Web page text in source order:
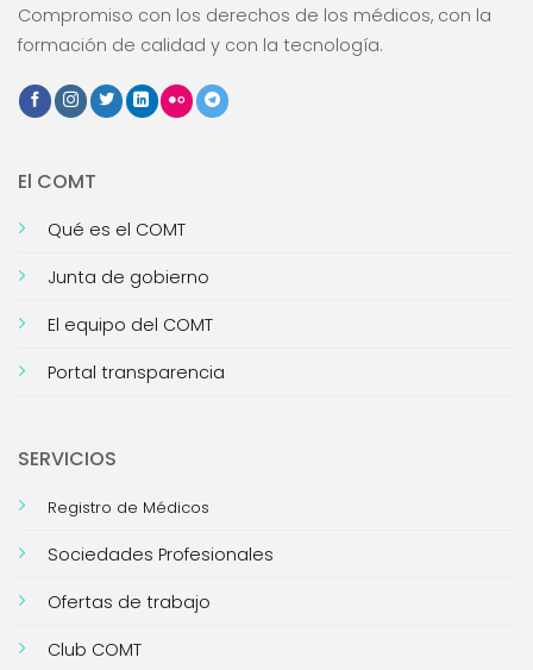
Compromiso con los derechos de los médicos, con la
formación de calidad y con la tecnología.
El COMT
Qué es el COMT
Junta de gobierno
El equipo del COMT
Portal transparencia
SERVICIOS
Registro de Médicos
Sociedades Profesionales
Ofertas de trabajo
Club COMT